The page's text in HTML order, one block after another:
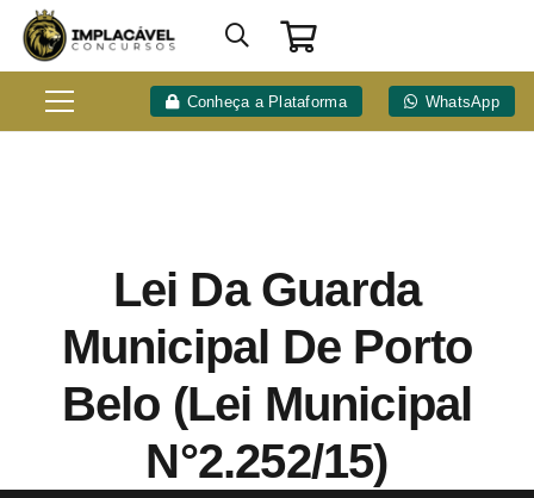
Conheça a Plataforma WhatsApp
Lei Da Guarda
Municipal De Porto
Belo (Lei Municipal
N°2.252/15)